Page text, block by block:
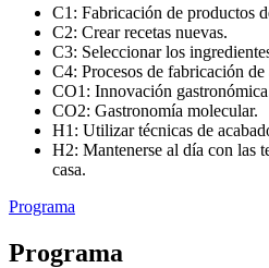
C1: Fabricación de productos
C2: Crear recetas nuevas.
C3: Seleccionar los
C4: Procesos de fabricación
CO1: Innovación
CO2: Gastronomía molecular.
H1: Utilizar técnicas de
H2: Mantenerse al día con las
casa.
Programa
Programa